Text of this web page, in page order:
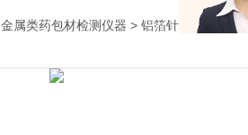
金属类药包材检测仪器 > 铝箔针孔度测试仪